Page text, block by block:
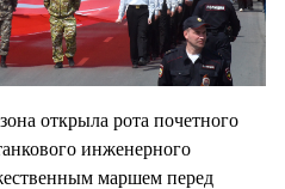
открыла рота почетного
инженерного
маршем перед